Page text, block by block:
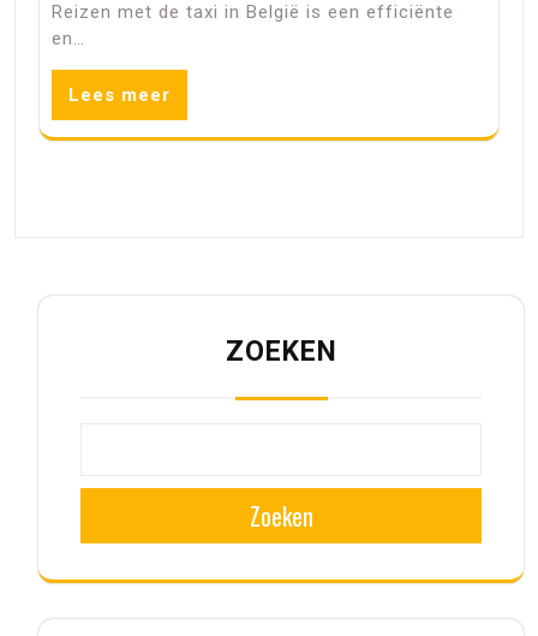
Reizen met de taxi in België is een efficiënte
en…
Lees meer
ZOEKEN
Zoeken